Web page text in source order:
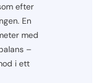
efter
En
med
–
i ett